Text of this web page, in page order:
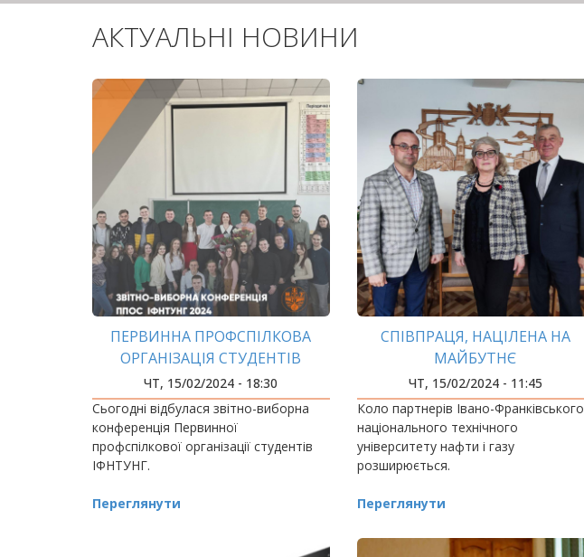
АКТУАЛЬНІ НОВИНИ
ПЕРВИННА ПРОФСПІЛКОВА
ОРГАНІЗАЦІЯ СТУДЕНТІВ
ІФНТУНГ ОБРАЛА НОВУ
ОЧІЛЬНИЦЮ
ЧТ, 15/02/2024 - 18:30
Сьогодні відбулася звітно-виборна
конференція Первинної
профспілкової організації студентів
ІФНТУНГ.
Переглянути
СПІВПРАЦЯ, НАЦІЛЕНА НА
МАЙБУТНЄ
ЧТ, 15/02/2024 - 11:45
Коло партнерів Івано-Франківського
національного технічного
університету нафти і газу
розширюється.
Переглянути